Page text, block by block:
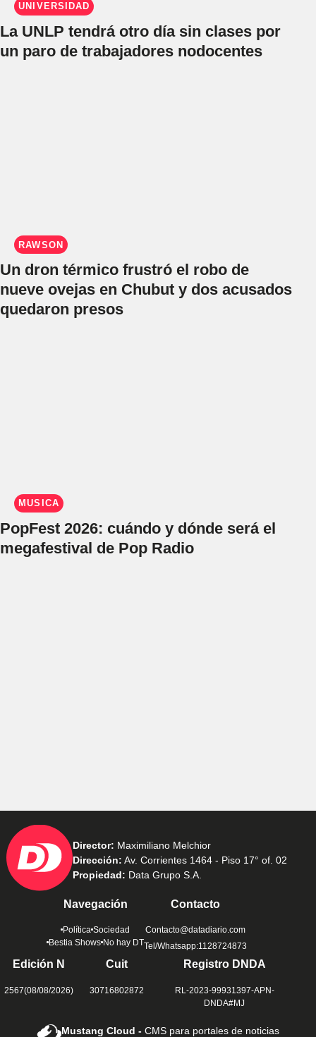
UNIVERSIDAD
La UNLP tendrá otro día sin clases por
un paro de trabajadores nodocentes
RAWSON
Un dron térmico frustró el robo de
nueve ovejas en Chubut y dos acusados
quedaron presos
MÚSICA
PopFest 2026: cuándo y dónde será el
megafestival de Pop Radio
Director: Maximiliano Melchior
Dirección: Av. Corrientes 1464 - Piso 17° of. 02
Propiedad: Data Grupo S.A.
Navegación
Política Sociedad
Bestia Shows No hay DT
Contacto
Contacto@datadiario.com
Tel/Whatsapp:1128724873
Edición N
2567(08/08/2026)
Cuit
30716802872
Registro DNDA
RL-2023-99931397-APN-
DNDA#MJ
Mustang Cloud -CMS para portales de noticias